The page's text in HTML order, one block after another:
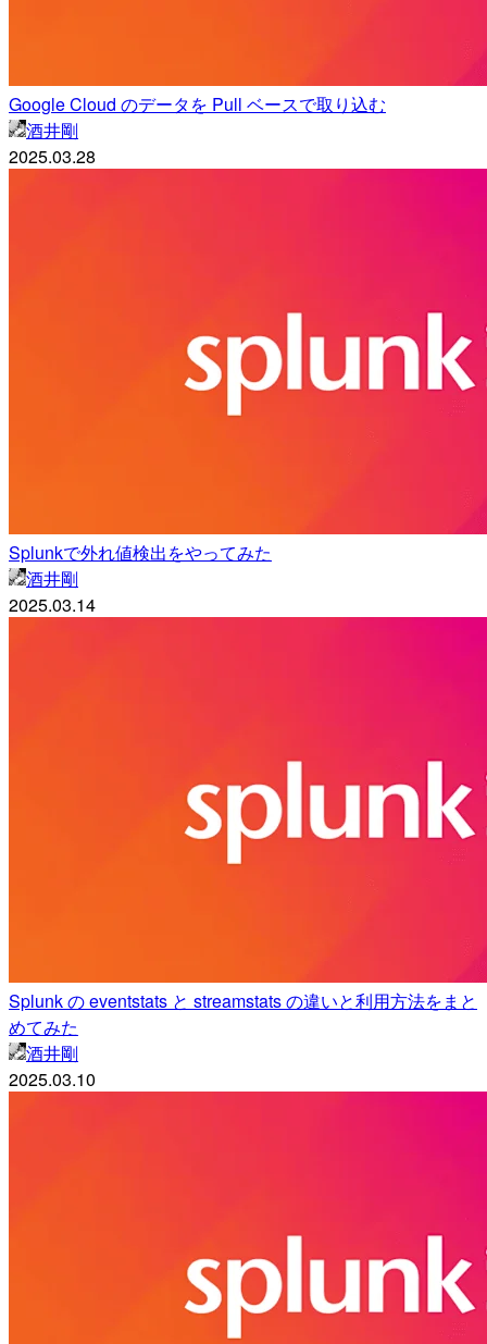
Google Cloud のデータを Pull ベースで取り込む
酒井剛
2025.03.28
Splunkで外れ値検出をやってみた
酒井剛
2025.03.14
Splunk の eventstats と streamstats の違いと利用方法をまと
めてみた
酒井剛
2025.03.10